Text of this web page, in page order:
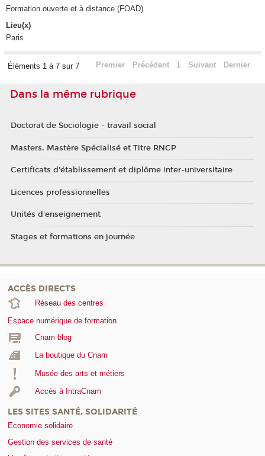
Formation ouverte et à distance (FOAD)
Lieu(x)
Paris
Éléments 1 à 7 sur 7 Premier Précédent 1 Suivant Dernier
Dans la même rubrique
Doctorat de Sociologie - travail social
Masters, Mastère Spécialisé et Titre RNCP
Certificats d'établissement et diplôme inter-universitaire
Licences professionnelles
Unités d'enseignement
Stages et formations en journée
ACCÈS DIRECTS
Réseau des centres
Espace numérique de formation
Cnam blog
La boutique du Cnam
Musée des arts et métiers
Accès à IntraCnam
LES SITES SANTÉ, SOLIDARITÉ
Economie solidaire
Gestion des services de santé